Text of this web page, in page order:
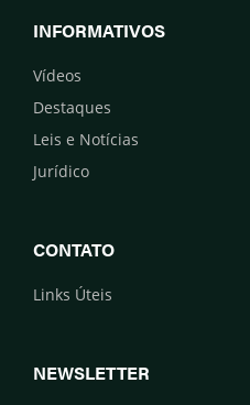
INFORMATIVOS
Vídeos
Destaques
Leis e Notícias
Jurídico
CONTATO
Links Úteis
NEWSLETTER